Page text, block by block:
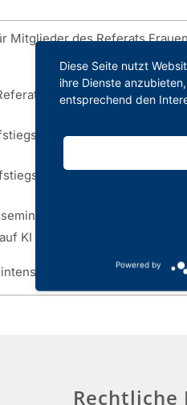
Mitglieder des Referats
Privat- und
im Schuldienst
im Schuldienst
| Schulleitung |
KI
& kompakt!
Rechtliche
Diese Seite nutzt
ihre Dienste
entsprechend den
Powered by